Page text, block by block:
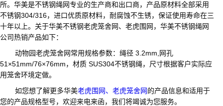
所。华美是不锈钢绳网专业的生产商和出口商，产品原材料全部采用
不锈钢304/316，进口优质原材料，耐腐蚀不生锈，保证使用寿命在三
十年以上。关于华美不锈钢老虎笼舍网、老虎围网，华美不锈钢绳网
公司热销产品如下：
动物园老虎笼舍网常用规格参数：绳径 3.2mm,网孔
51×51mm/76×76mm，材质 SUS304不锈钢绳，尺寸根据客户实际应
用笼舍环境定做。
如您想了解更多华美老虎围网、老虎笼舍网的产品信息和适用于
您的产品规格型号，欢迎来电来函，我们将竭诚为您服务。